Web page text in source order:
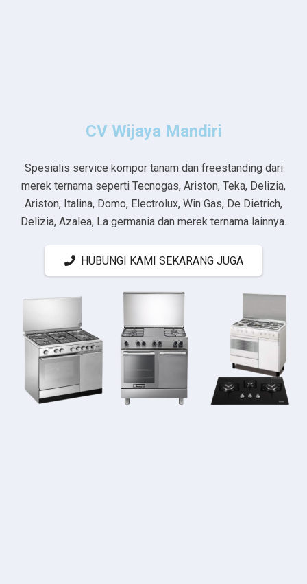
CV Wijaya Mandiri
Spesialis service kompor tanam dan freestanding dari
merek ternama seperti Tecnogas, Ariston, Teka, Delizia,
Ariston, Italina, Domo, Electrolux, Win Gas, De Dietrich,
Delizia, Azalea, La germania dan merek ternama lainnya.
HUBUNGI KAMI SEKARANG JUGA